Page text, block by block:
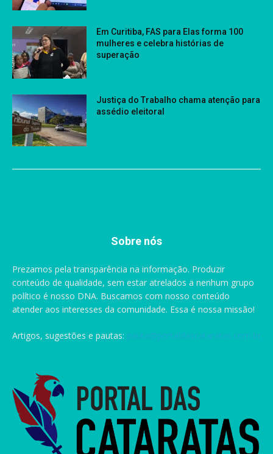
Em Curitiba, FAS para Elas forma 100
mulheres e celebra histórias de
superação
Justiça do Trabalho chama atenção para
assédio eleitoral
Sobre nós
Prezamos pela transparência na informação. Produzir
conteúdo de qualidade, sem estar atrelados a nenhum grupo
político é nosso DNA. Buscamos com nosso conteúdo
atender aos interesses da comunidade. Essa é nossa missão!
Artigos, sugestões e pautas: pauta@portaldascataratas.com.br